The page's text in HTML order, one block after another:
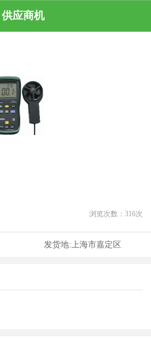
供应商机
浏览次数： 316次
发货地:上海市嘉定区